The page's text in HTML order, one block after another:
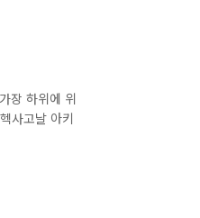
장 하위에 위
사고날 아키